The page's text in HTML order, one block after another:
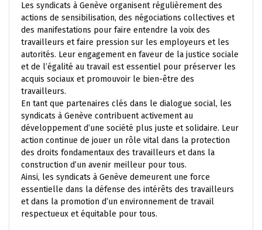
Les syndicats à Genève organisent régulièrement des
actions de sensibilisation, des négociations collectives et
des manifestations pour faire entendre la voix des
travailleurs et faire pression sur les employeurs et les
autorités. Leur engagement en faveur de la justice sociale
et de l’égalité au travail est essentiel pour préserver les
acquis sociaux et promouvoir le bien-être des
travailleurs.
En tant que partenaires clés dans le dialogue social, les
syndicats à Genève contribuent activement au
développement d’une société plus juste et solidaire. Leur
action continue de jouer un rôle vital dans la protection
des droits fondamentaux des travailleurs et dans la
construction d’un avenir meilleur pour tous.
Ainsi, les syndicats à Genève demeurent une force
essentielle dans la défense des intérêts des travailleurs
et dans la promotion d’un environnement de travail
respectueux et équitable pour tous.